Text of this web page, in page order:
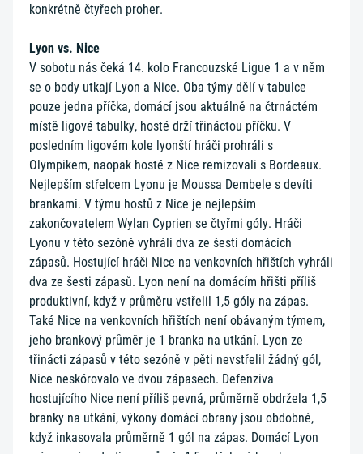
konkrétně čtyřech proher.
Lyon vs. Nice
V sobotu nás čeká 14. kolo Francouzské Ligue 1 a v něm
se o body utkají Lyon a Nice. Oba týmy dělí v tabulce
pouze jedna příčka, domácí jsou aktuálně na čtrnáctém
místě ligové tabulky, hosté drží třináctou příčku. V
posledním ligovém kole lyonští hráči prohráli s
Olympikem, naopak hosté z Nice remizovali s Bordeaux.
Nejlepším střelcem Lyonu je Moussa Dembele s devíti
brankami. V týmu hostů z Nice je nejlepším
zakončovatelem Wylan Cyprien se čtyřmi góly. Hráči
Lyonu v této sezóně vyhráli dva ze šesti domácích
zápasů. Hostující hráči Nice na venkovních hřištích vyhráli
dva ze šesti zápasů. Lyon není na domácím hřišti příliš
produktivní, když v průměru vstřelil 1,5 góly na zápas.
Také Nice na venkovních hřištích není obávaným týmem,
jeho brankový průměr je 1 branka na utkání. Lyon ze
třinácti zápasů v této sezóně v pěti nevstřelil žádný gól,
Nice neskórovalo ve dvou zápasech. Defenziva
hostujícího Nice není příliš pevná, průměrně obdržela 1,5
branky na utkání, výkony domácí obrany jsou obdobné,
když inkasovala průměrně 1 gól na zápas. Domácí Lyon